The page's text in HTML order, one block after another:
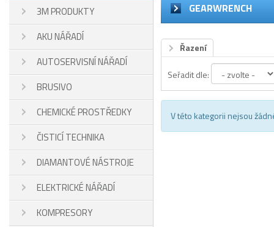
3M PRODUKTY
AKU NÁŘADÍ
AUTOSERVISNÍ NÁŘADÍ
BRUSIVO
CHEMICKÉ PROSTŘEDKY
ČISTICÍ TECHNIKA
DIAMANTOVÉ NÁSTROJE
ELEKTRICKÉ NÁŘADÍ
KOMPRESORY
GEARWRENCH
Řazení
Seřadit dle:
V této kategorii nejsou